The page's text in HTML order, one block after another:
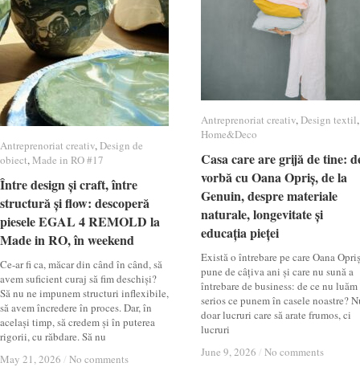
Antreprenoriat creativ,Design textil,
Home&Deco
Casa care are grijă de tine:
vorbă cu Oana Opriș, de la
Genuin, despre materiale
naturale, longevitate și
educația pieței
Există o întrebare pe care Oana
pune de câțiva ani și care nu sună a
întrebare de business: de ce nu
serios ce punem în casele noastre?
doar lucruri care să arate frumos, ci
lucruri
June 9, 2026 / No comments
Antreprenoriat creativ Design textil
Home&Deco
Casa care are grijă de tine:
vorbă cu Oana Opriș, de la
Genuin, despre materiale
naturale, longevitate și
educația pieței
June 9, 2026 / No comments
Antreprenoriat creativ,Design de
obiect,Made in RO #17
Între design și craft, între
structură și flow: descoperă
piesele EGAL 4 REMOLD la
Made in RO, în weekend
Ce-ar fi ca, măcar din când în când, să
avem suficient curaj să fim deschiși?
Să nu ne impunem structuri inflexibile,
să avem încredere în proces. Dar, în
același timp, să credem și în puterea
rigorii, cu răbdare. Să nu
May 21, 2026 / No comments
Antreprenoriat creativ Design de
obiect Made in RO #17
Între design și craft, între
structură și flow: descoperă
piesele EGAL 4 REMOLD la
Made in RO, în weekend
May 21, 2026 / No comments